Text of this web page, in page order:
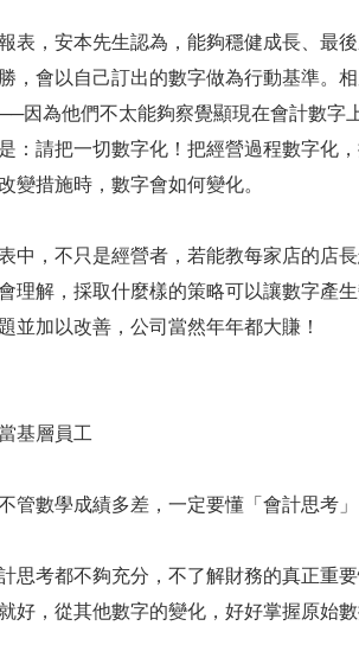
表，安本先生認為，能夠穩健成長、最
，會以自己訂出的數字做為行動基準。
因為他們不太能夠察覺顯現在會計數字
：請把一切數字化！把經營過程數字化
變措施時，數字會如何變化。
中，不只是經營者，若能教每家店的店
理解，採取什麼樣的策略可以讓數字產
並加以改善，公司當然年年都大賺！
層員工
數學成績多差，一定要懂「會計思考」
考都不夠充分，不了解財務的真正重要
好，從其他數字的變化，好好掌握原始